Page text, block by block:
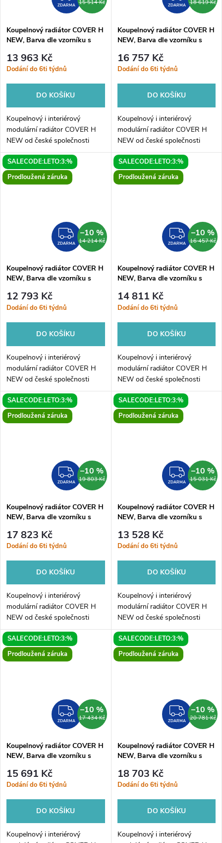
ZDARMA 15 514 Kč
Koupelnový radiátor COVER H
NEW, Barva dle vzorníku s
Boční 372 mm
13 963 Kč
Dodání do 6ti týdnů
DO KOŠÍKU
Koupelnový i interiérový
modulární radiátor COVER H
NEW od české společnosti
HOPA. Elegantní radiátor je
dostupný v mnoha variantách.
COVER H NEW je originální
radiátor...
ZDARMA 18 619 Kč
Koupelnový radiátor COVER H
NEW, Barva dle vzorníku s
Boční 500 mm
16 757 Kč
Dodání do 6ti týdnů
DO KOŠÍKU
Koupelnový i interiérový
modulární radiátor COVER H
NEW od české společnosti
HOPA. Elegantní radiátor je
dostupný v mnoha variantách.
COVER H NEW je originální
radiátor...
SALECODE:LETO:3:%
Prodloužená záruka
ZDARMA
ZDARMA 14 214 Kč
–10 %
Koupelnový radiátor COVER H
NEW, Barva dle vzorníku s
Boční 240 mm
12 793 Kč
Dodání do 6ti týdnů
DO KOŠÍKU
Koupelnový i interiérový
modulární radiátor COVER H
NEW od české společnosti
HOPA. Elegantní radiátor je
dostupný v mnoha variantách.
COVER H NEW je originální
radiátor...
SALECODE:LETO:3:%
Prodloužená záruka
ZDARMA 16 457 Kč
–10 %
Koupelnový radiátor COVER H
NEW, Barva dle vzorníku s
Boční 372 mm
14 811 Kč
Dodání do 6ti týdnů
DO KOŠÍKU
Koupelnový i interiérový
modulární radiátor COVER H
NEW od české společnosti
HOPA. Elegantní radiátor je
dostupný v mnoha variantách.
COVER H NEW je originální
radiátor...
SALECODE:LETO:3:%
Prodloužená záruka
ZDARMA
ZDARMA 19 803 Kč
–10 %
Koupelnový radiátor COVER H
NEW, Barva dle vzorníku s
Boční 500 mm
17 823 Kč
Dodání do 6ti týdnů
DO KOŠÍKU
Koupelnový i interiérový
modulární radiátor COVER H
NEW od české společnosti
HOPA. Elegantní radiátor je
dostupný v mnoha variantách.
COVER H NEW je originální
radiátor...
SALECODE:LETO:3:%
Prodloužená záruka
ZDARMA 15 031 Kč
–10 %
Koupelnový radiátor COVER H
NEW, Barva dle vzorníku s
Boční 240 mm
13 528 Kč
Dodání do 6ti týdnů
DO KOŠÍKU
Koupelnový i interiérový
modulární radiátor COVER H
NEW od české společnosti
HOPA. Elegantní radiátor je
dostupný v mnoha variantách.
COVER H NEW je originální
radiátor...
SALECODE:LETO:3:%
Prodloužená záruka
ZDARMA
ZDARMA 17 434 Kč
–10 %
Koupelnový radiátor COVER H
NEW, Barva dle vzorníku s
Boční 372 mm
15 691 Kč
Dodání do 6ti týdnů
DO KOŠÍKU
Koupelnový i interiérový
SALECODE:LETO:3:%
Prodloužená záruka
ZDARMA 20 781 Kč
–10 %
Koupelnový radiátor COVER H
NEW, Barva dle vzorníku s
Boční 500 mm
18 703 Kč
Dodání do 6ti týdnů
DO KOŠÍKU
Koupelnový i interiérový